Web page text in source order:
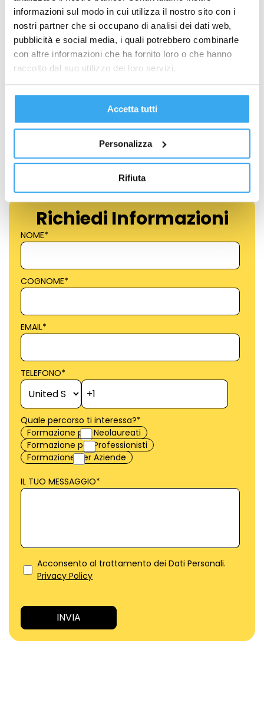
informazioni sul modo in cui utilizza il nostro sito con i
nostri partner che si occupano di analisi dei dati web,
pubblicità e social media, i quali potrebbero combinarle
con altre informazioni che ha fornito loro o che hanno
raccolto dal suo utilizzo dei loro servizi.
Accetta tutti
Personalizza
Rifiuta
Amministrazione del Personale e Diritto del Lavoro
Negli ultimi anni, l’automazione dei processi HR ha smesso di
Richiedi Informazioni
NOME*
COGNOME*
EMAIL*
TELEFONO*
Quale percorso ti interessa?*
Formazione per Neolaureati
Formazione per Professionisti
Formazione per Aziende
IL TUO MESSAGGIO*
Acconsento al trattamento dei Dati Personali.
Privacy Policy